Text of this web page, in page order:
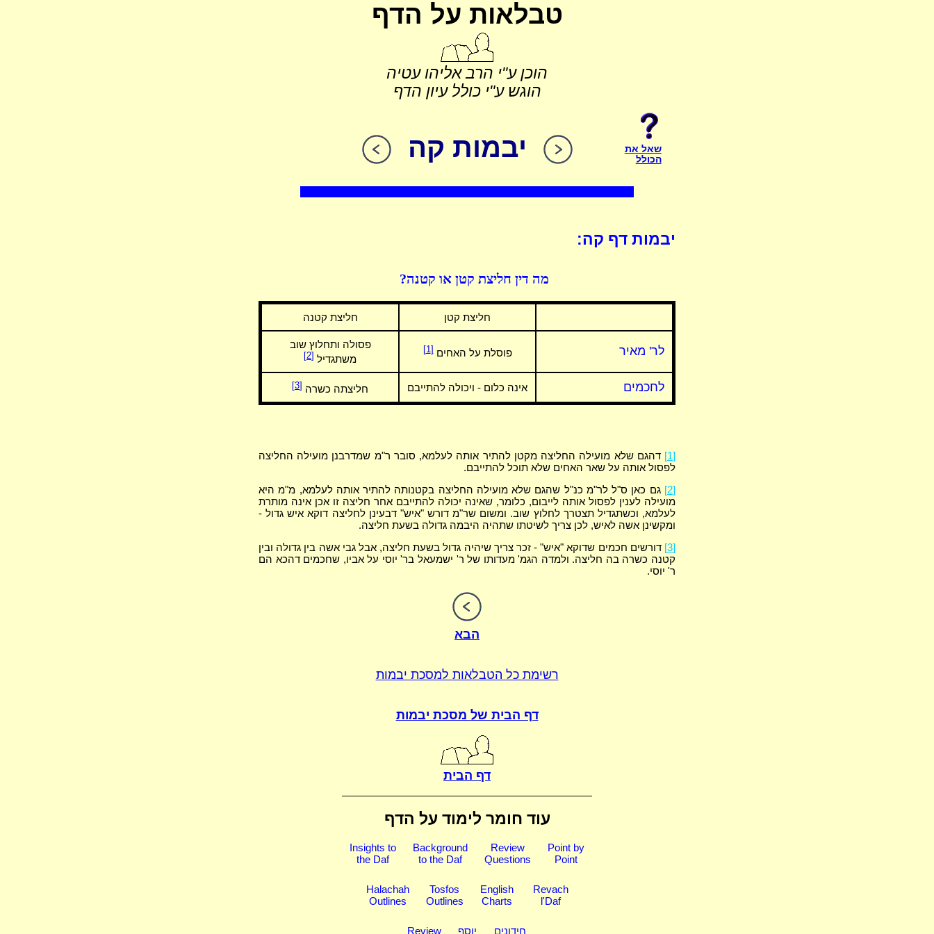
טבלאות על הדף
הוכן ע"י הרב אליהו עטיה
הוגש ע"י כולל עיון הדף
יבמות קה
שאל את
הכולל
יבמות דף קה:
מה דין חליצת קטן או קטנה?
חליצת קטן חליצת קטנה
לר' מאיר פוסלת על האחים[1]
פסולה ותחלוץ שוב
משתגדיל [2]
לחכמים אינה כלום - ויכולה להתייבם חליצתה כשרה [3]
[1]
דהגם שלא מועילה החליצה מקטן להתיר אותה לעלמא, סובר ר"מ שמדרבנן מועילה החליצה
לפסול אותה על שאר האחים שלא תוכל להתייבם.
[2]
גם כאן ס"ל לר"מ כנ"ל שהגם שלא מועילה החליצה בקטנותה להתיר אותה לעלמא, מ"מ היא
מועילה לענין לפסול אותה לייבום, כלומר, שאינה יכולה להתייבם אחר חליצה זו אכן אינה מותרת
לעלמא, וכשתגדיל תצטרך לחלוץ שוב. ומשום שר"מ דורש "איש" דבעינן לחליצה דוקא איש גדול -
ומקשינן אשה לאיש, לכן צריך לשיטתו שתהיה היבמה גדולה בשעת חליצה.
[3]
דורשים חכמים שדוקא "איש" - זכר צריך שיהיה גדול בשעת חליצה, אבל גבי אשה בין גדולה ובין
קטנה כשרה בה חליצה. ולמדה הגמ' מעדותו של ר' ישמעאל בר' יוסי על אביו, שחכמים דהכא הם
ר' יוסי.
הבא
רשימת כל הטבלאות למסכת יבמות
דף הבית של מסכת יבמות
דף הבית
עוד חומר לימוד על הדף
Insights to
the Daf
Background
to the Daf
Review
Questions
Point by
Point
Halachah
Outlines
Tosfos
Outlines
English
Charts
Revach
l'Daf
Review יוסף חידונים